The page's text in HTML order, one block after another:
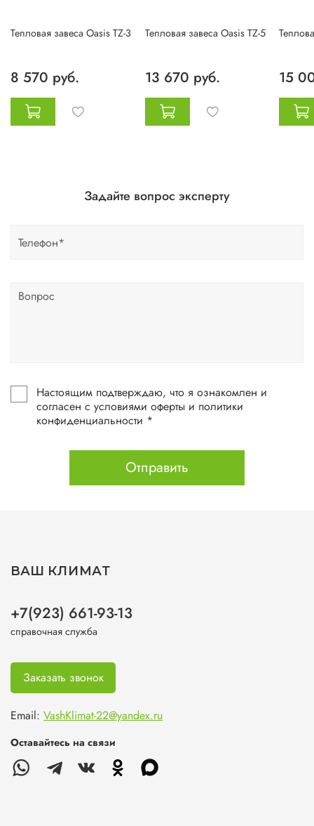
Тепловая завеса Oasis TZ-3
8 570 руб.
Тепловая завеса Oasis TZ-5
13 670 руб. 15
Задайте вопрос эксперту
Настоящим подтверждаю, что я ознакомлен и
согласен с условиями оферты и политики
конфиденциальности *
Отправить
ВАШ КЛИМАТ
+7(923) 661-93-13
справочная служба
Заказать звонок
Email: VashKlimat-22@yandex.ru
Оставайтесь на связи